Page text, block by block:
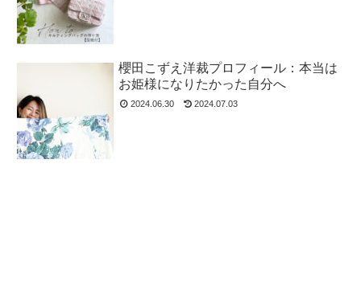
櫻田こずえ洋裁プロフィール：本当は
お姫様になりたかった自分へ
2024.06.30 2024.07.03